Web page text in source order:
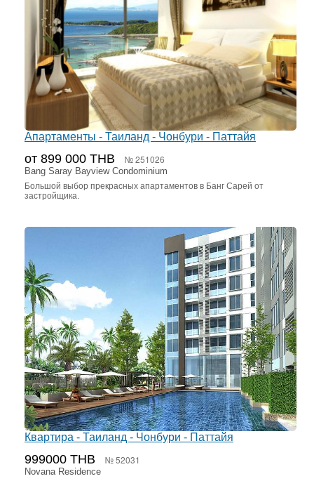
Апартаменты - Таиланд - Чонбури - Паттайя
от 899 000 THB № 251026
Bang Saray Bayview Condominium
Большой выбор прекрасных апартаментов в Банг Сарей от
застройщика.
Квартира - Таиланд - Чонбури - Паттайя
999000 THB № 52031
Novana Residence